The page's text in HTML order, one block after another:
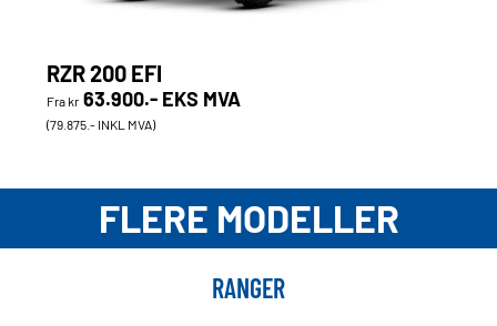
RZR 200 EFI
Fra kr 63.900.- EKS MVA
(79.875.- INKL MVA)
FLERE MODELLER
RANGER